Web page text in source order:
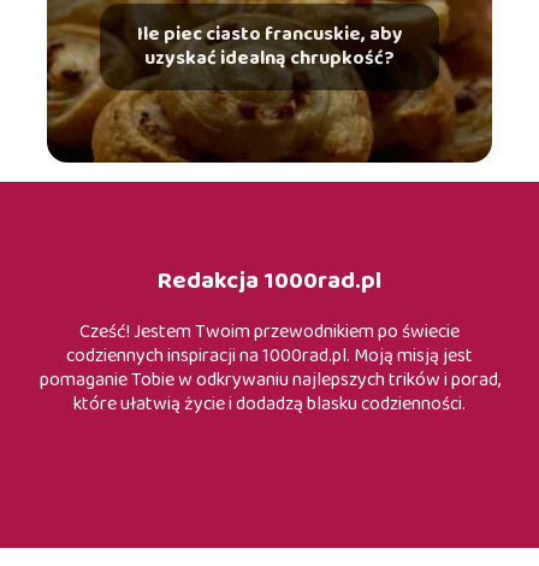
Ile piec ciasto francuskie, aby
uzyskać idealną chrupkość?
Redakcja 1000rad.pl
Cześć! Jestem Twoim przewodnikiem po świecie
codziennych inspiracji na 1000rad.pl. Moją misją jest
pomaganie Tobie w odkrywaniu najlepszych trików i porad,
które ułatwią życie i dodadzą blasku codzienności.